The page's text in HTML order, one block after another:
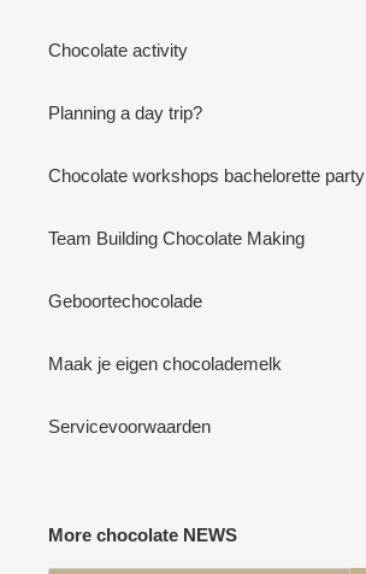
Chocolate activity
Planning a day trip?
Chocolate workshops bachelorette party
Team Building Chocolate Making
Geboortechocolade
Maak je eigen chocolademelk
Servicevoorwaarden
More chocolate NEWS